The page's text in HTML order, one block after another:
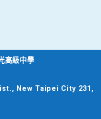
高級中學
New Taipei City 231,